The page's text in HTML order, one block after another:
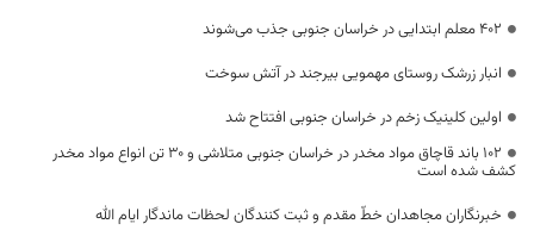
۴۰۲ معلم ابتدایی در خراسان جنوبی جذب می‌شوند
انبار زرشک روستای مهمویی بیرجند در آتش سوخت
اولین کلینیک زخم در خراسان جنوبی افتتاح شد
۱۰۲ باند قاچاق مواد مخدر در خراسان جنوبی متلاشی و ۳۰ تن انواع مواد مخدر
کشف شده است
خبرنگاران مجاهدان خطّ مقدم و ثبت کنندگان لحظات ماندگار ایام الله